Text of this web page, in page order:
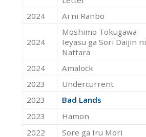
2024
Ai ni Ranbo
2024
Moshimo Tokugawa
Ieyasu ga Sori Daijin ni
Nattara
2024 Amalock
2023
Undercurrent
2023
Bad Lands
2023
Hamon
2022
Sore ga Iru Mori